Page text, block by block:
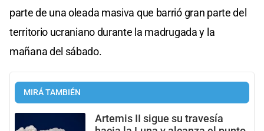
parte de una oleada masiva que barrió gran parte del
territorio ucraniano durante la madrugada y la
mañana del sábado.
MIRÁ TAMBIÉN
Artemis II sigue su travesía